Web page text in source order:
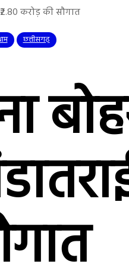
करोड़ की सौगात
छत्तीसगढ़